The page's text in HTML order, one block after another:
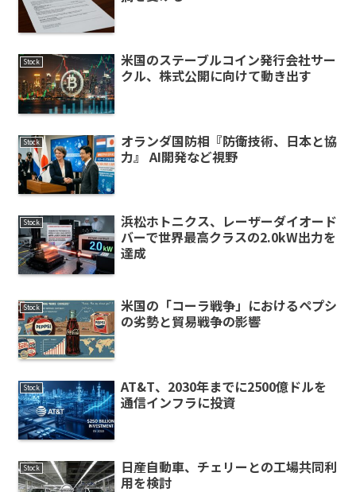
Stock
米国のステーブルコイン発行会社サー
クル、株式公開に向けて動き出す
Stock
オランダ国防相『防衛技術、日本と協
力』 AI開発など視野
Stock
浜松ホトニクス、レーザーダイオード
バーで世界最高クラスの2.0kW出力を
達成
Stock
米国の「コーラ戦争」におけるペプシ
の劣勢と貿易戦争の影響
Stock
AT&T、2030年までに2500億ドルを
通信インフラに投資
Stock
日産自動車、チェリーとの工場共同利
用を検討